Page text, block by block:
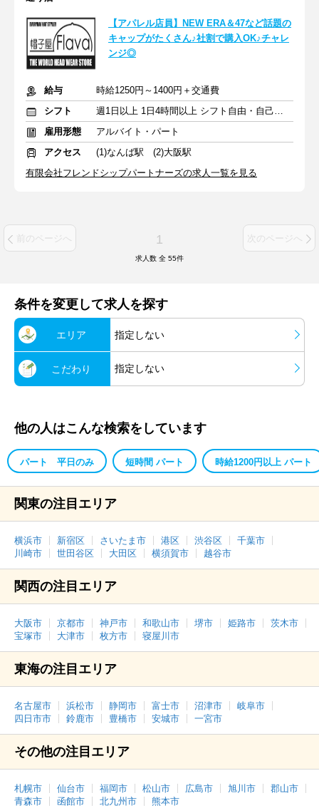
【アパレル店員】NEW ERA＆47など話題の
キャップがたくさん♪社割で購入OK♪チャレ
ンジ◎
給与
時給1250円～1400円＋交通費
シフト
週1日以上 1日4時間以上 シフト自由・自己申告
雇用形態
アルバイト・パート
アクセス
(1)なんば駅 (2)大阪駅
有限会社フレンドシップパートナーズの求人一覧を見る
前のページへ 1 次のページへ
求人数 全 55件
条件を変更して求人を探す
エリア 指定しない
こだわり 指定しない
他の人はこんな検索をしています
パート 平日のみ 短時間 パート 時給1200円以上 パート
関東の注目エリア
横浜市 新宿区 さいたま市 港区 渋谷区
千葉市
川崎市
世田谷区 大田区 横須賀市 越谷市
関西の注目エリア
大阪市 京都市 神戸市 和歌山市 堺市 姫路市
茨木市
宝塚市
大津市 枚方市 寝屋川市
東海の注目エリア
名古屋市 浜松市 静岡市 富士市 沼津市
岐阜市
四日市市
鈴鹿市 豊橋市 安城市 一宮市
その他の注目エリア
札幌市 仙台市 福岡市 松山市 広島市 旭川市
郡山市
青森市
函館市 北九州市 熊本市